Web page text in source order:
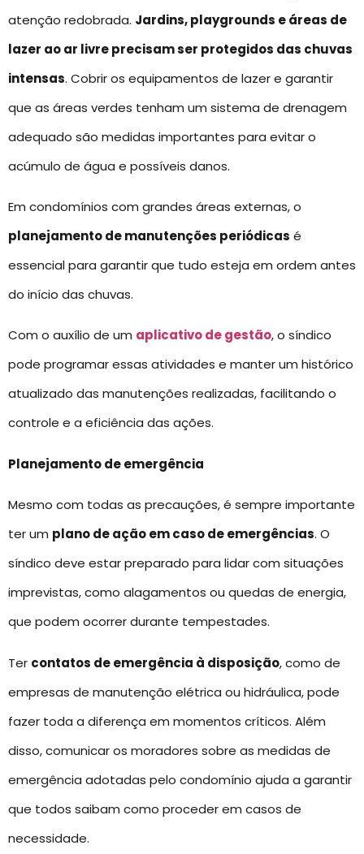
atenção redobrada. Jardins, playgrounds e áreas de
lazer ao ar livre precisam ser protegidos das chuvas
intensas. Cobrir os equipamentos de lazer e garantir
que as áreas verdes tenham um sistema de drenagem
adequado são medidas importantes para evitar o
acúmulo de água e possíveis danos.
Em condomínios com grandes áreas externas, o
planejamento de manutenções periódicas é
essencial para garantir que tudo esteja em ordem antes
do início das chuvas.
Com o auxílio de um aplicativo de gestão, o síndico
pode programar essas atividades e manter um histórico
atualizado das manutenções realizadas, facilitando o
controle e a eficiência das ações.
Planejamento de emergência
Mesmo com todas as precauções, é sempre importante
ter um plano de ação em caso de emergências. O
síndico deve estar preparado para lidar com situações
imprevistas, como alagamentos ou quedas de energia,
que podem ocorrer durante tempestades.
Ter contatos de emergência à disposição, como de
empresas de manutenção elétrica ou hidráulica, pode
fazer toda a diferença em momentos críticos. Além
disso, comunicar os moradores sobre as medidas de
emergência adotadas pelo condomínio ajuda a garantir
que todos saibam como proceder em casos de
necessidade.